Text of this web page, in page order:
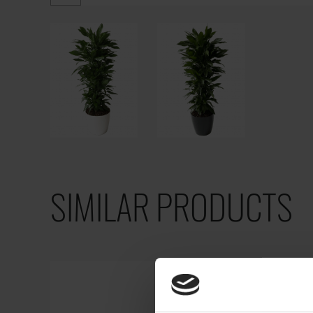
SIMILAR PRODUCTS